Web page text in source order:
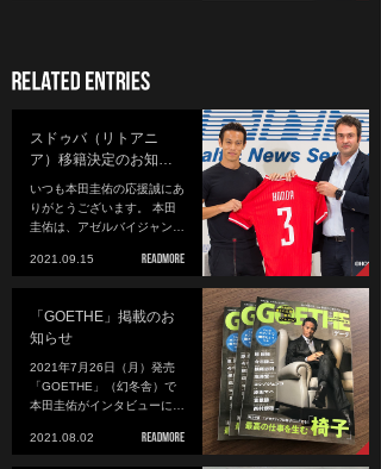
スドゥバ（リトアニ
ア）移籍決定のお知…
いつも本田圭佑の応援誠にあ
りがとうございます。 本田
圭佑は、アゼルバイジャン…
2021.09.15
「GOETHE」掲載のお
知らせ
2021年7月26日（月）発売
「GOETHE」（幻冬舎）で
本田圭佑がインタビューに…
2021.08.02